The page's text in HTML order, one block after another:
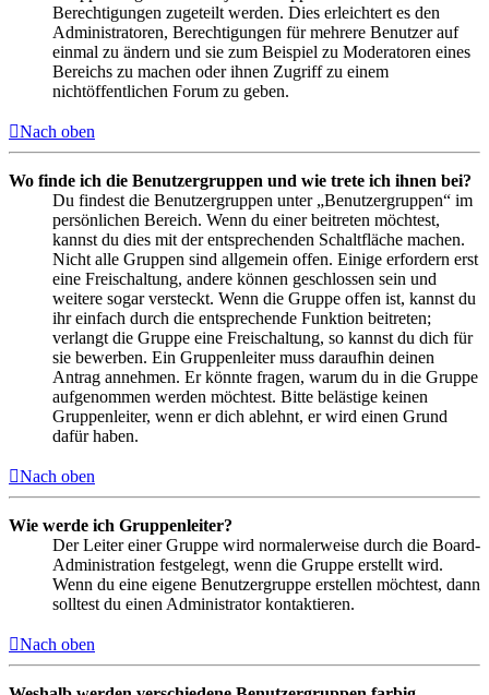
Berechtigungen zugeteilt werden. Dies erleichtert es den
Administratoren, Berechtigungen für mehrere Benutzer auf
einmal zu ändern und sie zum Beispiel zu Moderatoren eines
Bereichs zu machen oder ihnen Zugriff zu einem
nichtöffentlichen Forum zu geben.
Nach oben
Wo finde ich die Benutzergruppen und wie trete ich ihnen bei?
Du findest die Benutzergruppen unter „Benutzergruppen“ im
persönlichen Bereich. Wenn du einer beitreten möchtest,
kannst du dies mit der entsprechenden Schaltfläche machen.
Nicht alle Gruppen sind allgemein offen. Einige erfordern erst
eine Freischaltung, andere können geschlossen sein und
weitere sogar versteckt. Wenn die Gruppe offen ist, kannst du
ihr einfach durch die entsprechende Funktion beitreten;
verlangt die Gruppe eine Freischaltung, so kannst du dich für
sie bewerben. Ein Gruppenleiter muss daraufhin deinen
Antrag annehmen. Er könnte fragen, warum du in die Gruppe
aufgenommen werden möchtest. Bitte belästige keinen
Gruppenleiter, wenn er dich ablehnt, er wird einen Grund
dafür haben.
Nach oben
Wie werde ich Gruppenleiter?
Der Leiter einer Gruppe wird normalerweise durch die Board-
Administration festgelegt, wenn die Gruppe erstellt wird.
Wenn du eine eigene Benutzergruppe erstellen möchtest, dann
solltest du einen Administrator kontaktieren.
Nach oben